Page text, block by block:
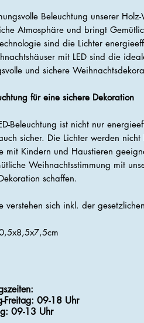
Beleuchtung unserer
Atmosphäre und bringt
sind die Lichter
mit LED sind die
und sichere
für eine sichere Dekoration
Beleuchtung ist nicht nur
sicher. Die Lichter werden
mit Kindern und Haustieren
Weihnachtsstimmung mit
schaffen.
verstehen sich inkl. der
Freitag: 09-18 Uhr
: 09-13 Uhr